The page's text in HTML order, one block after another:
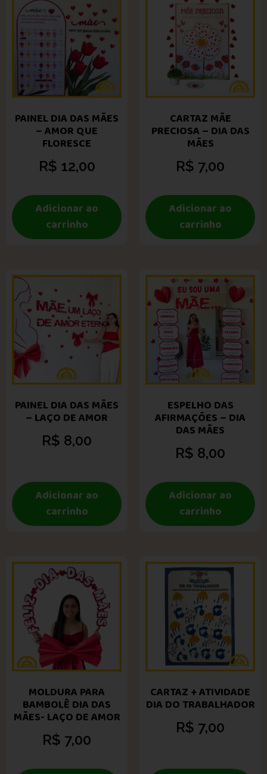
PAINEL DIA DAS MÃES
– AMOR QUE
FLORESCE
R$ 12,00
Adicionar ao
carrinho
CARTAZ MÃE
PRECIOSA – DIA DAS
MÃES
R$ 7,00
Adicionar ao
carrinho
PAINEL DIA DAS MÃES
– LAÇO DE AMOR
R$ 8,00
Adicionar ao
carrinho
ESPELHO DAS
AFIRMAÇÕES – DIA
DAS MÃES
R$ 8,00
Adicionar ao
carrinho
MOLDURA PARA
BAMBOLÊ DIA DAS
MÃES- LAÇO DE AMOR
R$ 7,00
CARTAZ + ATIVIDADE
DIA DO TRABALHADOR
R$ 7,00